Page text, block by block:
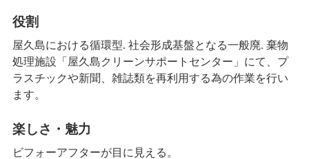
役割
屋久島における循環型. 社会形成基盤となる一般廃. 棄物
処理施設「屋久島クリーンサポートセンター」にて、プ
ラスチックや新聞、雑誌類を再利用する為の作業を行い
ます。
楽しさ・魅力
ビフォーアフターが目に見える。